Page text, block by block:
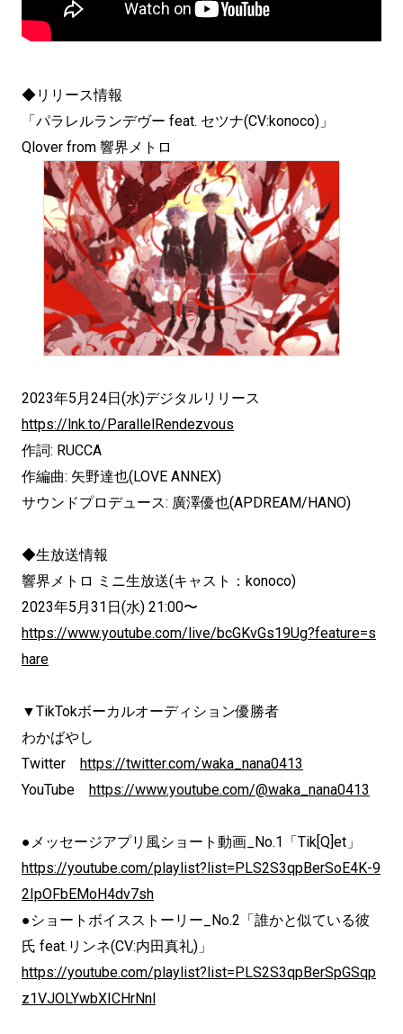
◆リリース情報
「パラレルランデヴー feat. セツナ(CV:konoco)」
Qlover from 響界メトロ
2023年5月24日(水)デジタルリリース
https://lnk.to/ParallelRendezvous
作詞: RUCCA
作編曲: 矢野達也(LOVE ANNEX)
サウンドプロデュース: 廣澤優也(APDREAM/HANO)
◆生放送情報
響界メトロ ミニ生放送(キャスト：konoco)
2023年5月31日(水) 21:00〜
https://www.youtube.com/live/bcGKvGs19Ug?feature=s
hare
▼TikTokボーカルオーディション優勝者
わかばやし
Twitter https://twitter.com/waka_nana0413
YouTube https://www.youtube.com/@waka_nana0413
●メッセージアプリ風ショート動画_No.1「Tik[Q]et」
https://youtube.com/playlist?list=PLS2S3qpBerSoE4K-9
2IpOFbEMoH4dv7sh
●ショートボイスストーリー_No.2「誰かと似ている彼
氏 feat.リンネ(CV:内田真礼)」
https://youtube.com/playlist?list=PLS2S3qpBerSpGSqp
z1VJOLYwbXICHrNnl